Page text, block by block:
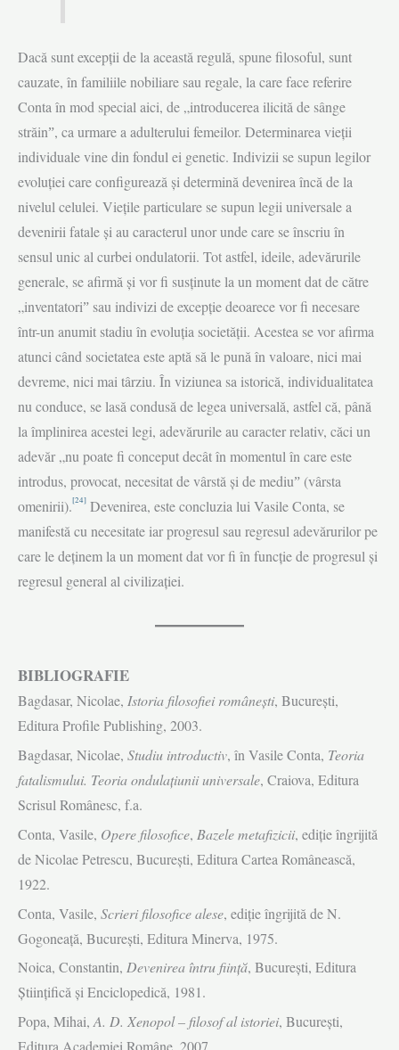
Dacă sunt excepții de la această regulă, spune filosoful, sunt
cauzate, în familiile nobiliare sau regale, la care face referire
Conta în mod special aici, de „introducerea ilicită de sânge
străinˮ, ca urmare a adulterului femeilor. Deter­minarea vieții
individuale vine din fondul ei genetic. Indivizii se supun legilor
evoluției care configurează și determină devenirea încă de la
nivelul celulei. Viețile particulare se supun legii universale a
devenirii fatale și au caracterul unor unde care se înscriu în
sensul unic al curbei ondulatorii. Tot astfel, ideile, adevărurile
generale, se afirmă și vor fi susținute la un moment dat de către
„inventatoriˮ sau indivizi de excepție deoarece vor fi necesare
într-un anumit stadiu în evoluția societății. Acestea se vor afirma
atunci când societatea este aptă să le pună în valoare, nici mai
devreme, nici mai târziu. În viziunea sa istorică, individualitatea
nu conduce, se lasă condusă de legea universală, astfel că, până
la împlinirea acestei legi, adevărurile au caracter relativ, căci un
adevăr „nu poate fi conceput decât în momentul în care este
introdus, provocat, necesitat de vârstă și de mediuˮ (vârsta
omenirii).[24] Devenirea, este concluzia lui Vasile Conta, se
manifestă cu necesitate iar progresul sau regresul adevărurilor pe
care le deținem la un moment dat vor fi în funcție de progresul și
regresul general al civilizației.
BIBLIOGRAFIE
Bagdasar, Nicolae, Istoria filosofiei româneşti, Bucureşti,
Editura Profile Publishing, 2003.
Bagdasar, Nicolae, Studiu introductiv, în Vasile Conta, Teoria
fatalismului. Teoria ondu­la­țiuniiuniversale, Craiova, Editura
Scrisul Românesc, f.a.
Conta, Vasile, Opere filosofice, Bazele metafizicii, ediţie îngrijită
de Nicolae Petrescu, Bucu­reşti, Editura Cartea Românească,
1922.
Conta, Vasile, Scrieri filosofice alese, ediție îngrijită de N.
Gogoneață, București, Editura Mi­ner­va, 1975.
Noica, Constantin, Devenirea întru fiinţă, Bucureşti, Editura
Ştiinţifică şi Enciclopedică, 1981.
Popa, Mihai,A. D. Xenopol – filosof al istoriei, București,
Editura Academiei Române, 2007.